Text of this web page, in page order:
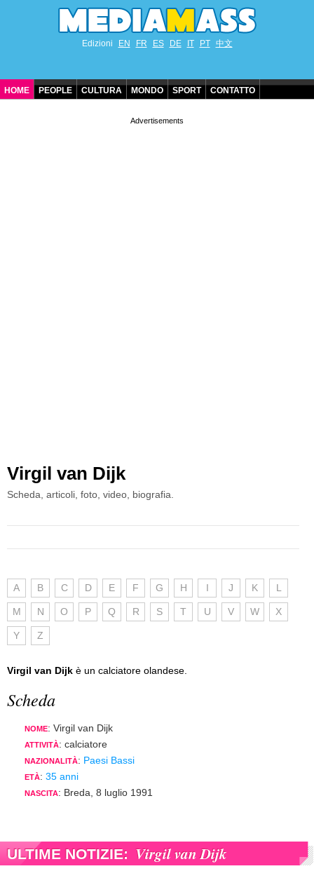
Edizioni EN FR ES DE IT PT 中文
HOME PEOPLE CULTURA MONDO SPORT CONTATTO
Virgil van Dijk
Scheda, articoli, foto, video, biografia.
A B C D E F G H I J K L
M N O P Q R S T U V W X
Y Z
Virgil van Dijk è un calciatore olandese.
Scheda
NOME: Virgil van Dijk
ATTIVITÀ: calciatore
NAZIONALITÀ: Paesi Bassi
ETÀ: 35 anni
NASCITA: Breda, 8 luglio 1991
ULTIME NOTIZIE: Virgil van Dijk